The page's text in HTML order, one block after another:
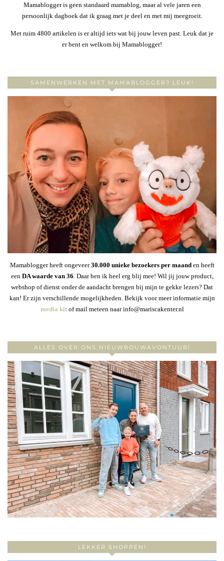
Mamablogger is geen standaard mamablog, maar al vele jaren een
persoonlijk dagboek dat ik graag met je deel en met mij meegroeit.
Met ruim 4800 artikelen is er altijd iets wat bij jouw leven past. Leuk dat je
er bent en welkom bij Mamablogger!
SAMENWERKEN MET MAMABLOGGER? LEUK!
Mamablogger heeft ongeveer30.000 unieke bezoekers per maanden heeft
een DA waarde van 36 . Daar ben ik heel erg blij mee! Wil jij jouw product,
webshop of dienst onder de aandacht brengen bij mijn te gekke lezers? Dat
kan! Er zijn verschillende mogelijkheden. Bekijk voor meer informatie mijn
media kitof mail meteen naar info@mariscakenter.nl
ALLES OVER ONS NIEUWBOUWAVONTUUR!
LEKKER SHOPPEN!